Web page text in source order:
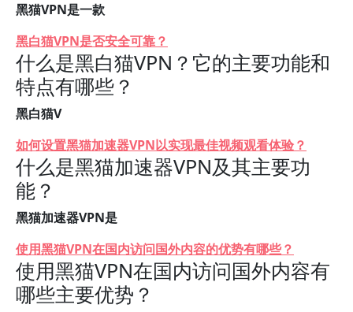
黑猫VPN是一款
黑白猫VPN是否安全可靠？
什么是黑白猫VPN？它的主要功能和
特点有哪些？
黑白猫V
如何设置黑猫加速器VPN以实现最佳视频观看体验？
什么是黑猫加速器VPN及其主要功
能？
黑猫加速器VPN是
使用黑猫VPN在国内访问国外内容的优势有哪些？
使用黑猫VPN在国内访问国外内容有
哪些主要优势？